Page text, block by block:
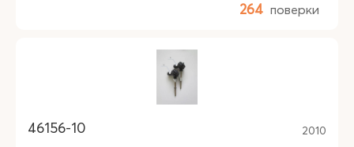
264 поверки
46156-10 2010